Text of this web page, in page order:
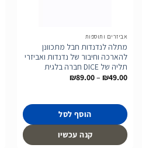
אביזרים ותוספות
מתלה לנדנדות חבל מתכוונן
להארכה וחיבור של נדנדות ואביזרי
תליה של DICE חברה בלגית
₪49.00
–
₪89.00 טווח
⁦₪89.00⁩
הוסף לסל
קנה עכשיו